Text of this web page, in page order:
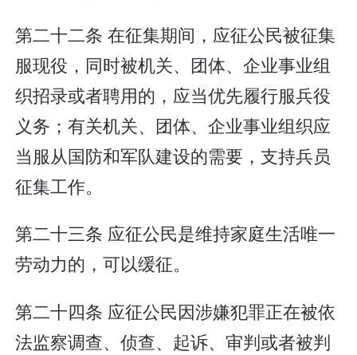
第二十二条 在征集期间，应征公民被征集
服现役，同时被机关、团体、企业事业组
织招录或者聘用的，应当优先履行服兵役
义务；有关机关、团体、企业事业组织应
当服从国防和军队建设的需要，支持兵员
征集工作。
第二十三条 应征公民是维持家庭生活唯一
劳动力的，可以缓征。
第二十四条 应征公民因涉嫌犯罪正在被依
法监察调查、侦查、起诉、审判或者被判